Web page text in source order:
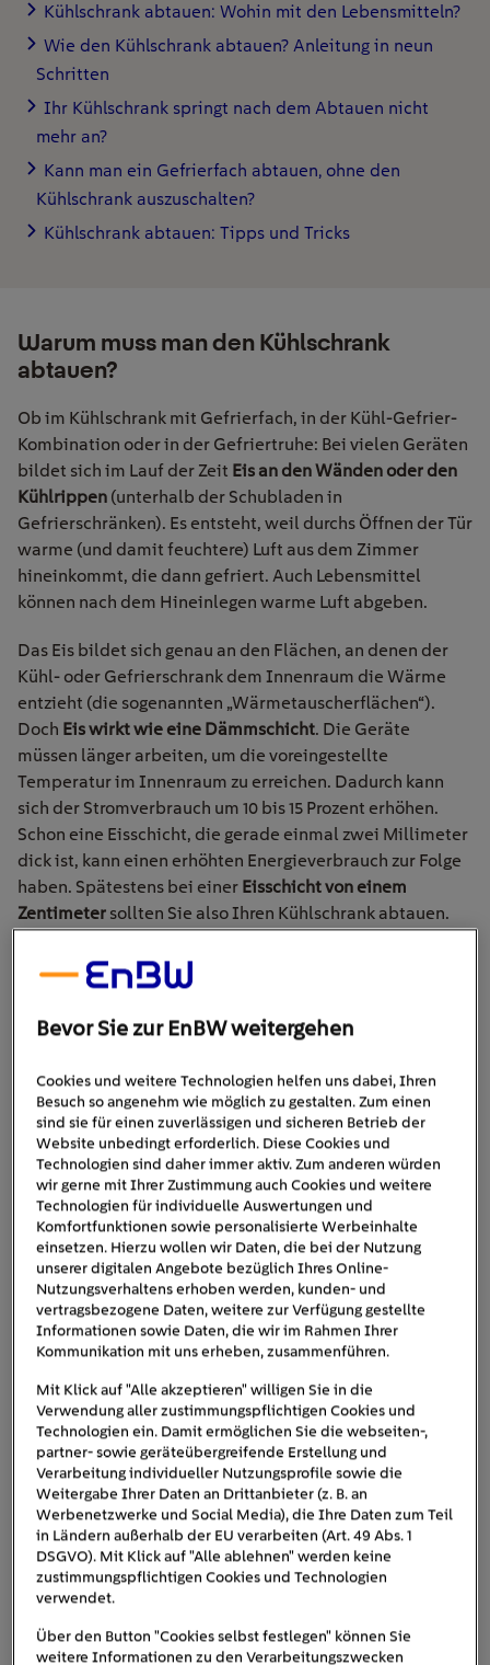
Kühlschrank abtauen: Wohin mit den Lebensmitteln?
Wie den Kühlschrank abtauen? Anleitung in neun
Schritten
Ihr Kühlschrank springt nach dem Abtauen nicht
mehr an?
Kann man ein Gefrierfach abtauen, ohne den
Kühlschrank auszuschalten?
Kühlschrank abtauen: Tipps und Tricks
Warum muss man den Kühlschrank
abtauen?
Ob im Kühlschrank mit Gefrierfach, in der Kühl-Gefrier-
Kombination oder in der Gefriertruhe: Bei vielen Geräten
bildet sich im Lauf der Zeit Eis an den Wänden oder den
Kühlrippen (unterhalb der Schubladen in
Gefrierschränken). Es entsteht, weil durchs Öffnen der Tür
warme (und damit feuchtere) Luft aus dem Zimmer
hineinkommt, die dann gefriert. Auch Lebensmittel
können nach dem Hineinlegen warme Luft abgeben.
Das Eis bildet sich genau an den Flächen, an denen der
Kühl- oder Gefrierschrank dem Innenraum die Wärme
entzieht (die sogenannten „Wärmetauscherflächen“).
Doch Eis wirkt wie eine Dämmschicht. Die Geräte
müssen länger arbeiten, um die voreingestellte
Temperatur im Innenraum zu erreichen. Dadurch kann
sich der Stromverbrauch um 10 bis 15 Prozent erhöhen.
Schon eine Eisschicht, die gerade einmal zwei Millimeter
dick ist, kann einen erhöhten Energieverbrauch zur Folge
haben. Spätestens bei einer Eisschicht von einem
Zentimeter sollten Sie also Ihren Kühlschrank abtauen.
begrenzten Platz im Gefrierfach.
Bei besonders dicken Eisschichten in Gefrierfächern oder
Gefrierschränken werden zudem möglicherweise nicht
die Lebensmittel würden dann schneller verderben.
Vor dem Abtauen müssen Sie den Kühlschrank leerräumen.
Wie oft und lange sollte man einen
Kühlschrank abtauen?
Der Grad der Vereisung ist entscheidend dafür, wie lange
ein Kühlschrank bzw. das enthaltene Gefrierfach zum
Abtauen braucht. Tauen Sie das Gerät also regelmäßig
ab, können Sie starker Eisbildung vorbeugen. Folglich ist
Bevor Sie zur EnBW weitergehen
Cookies und weitere Technologien helfen uns dabei, Ihren
Besuch so angenehm wie möglich zu gestalten. Zum einen
sind sie für einen zuverlässigen und sicheren Betrieb der
Website unbedingt erforderlich. Diese Cookies und
Technologien sind daher immer aktiv. Zum anderen würden
wir gerne mit Ihrer Zustimmung auch Cookies und weitere
Technologien für individuelle Auswertungen und
Komfortfunktionen sowie personalisierte Werbeinhalte
einsetzen. Hierzu wollen wir Daten, die bei der Nutzung
unserer digitalen Angebote bezüglich Ihres Online-
Nutzungsverhaltens erhoben werden, kunden- und
vertragsbezogene Daten, weitere zur Verfügung gestellte
Informationen sowie Daten, die wir im Rahmen Ihrer
Kommunikation mit uns erheben, zusammenführen.
Mit Klick auf "Alle akzeptieren" willigen Sie in die
Verwendung aller zustimmungspflichtigen Cookies und
Technologien ein. Damit ermöglichen Sie die webseiten-,
partner- sowie geräteübergreifende Erstellung und
Verarbeitung individueller Nutzungsprofile sowie die
Weitergabe Ihrer Daten an Drittanbieter (z. B. an
Werbenetzwerke und Social Media), die Ihre Daten zum Teil
in Ländern außerhalb der EU verarbeiten (Art. 49 Abs. 1
DSGVO). Mit Klick auf "Alle ablehnen" werden keine
zustimmungspflichtigen Cookies und Technologien
verwendet.
Über den Button "Cookies selbst festlegen" können Sie
weitere Informationen zu den Verarbeitungszwecken